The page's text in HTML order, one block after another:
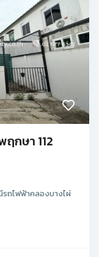
กษา 112
รถไฟฟ้าคลองบางไผ่